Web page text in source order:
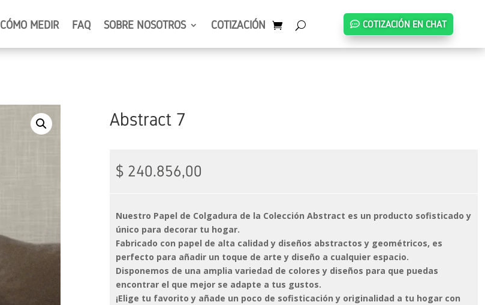
CÓMO MEDIR FAQ SOBRE NOSOTROS COTIZACIÓN COTIZACIÓN EN CHAT
Abstract 7
$ 240.856,00
Nuestro Papel de Colgadura de la Colección Abstract es un producto sofisticado y
único para decorar tu hogar.
Fabricado con papel de alta calidad y diseños abstractos y geométricos, es
perfecto para añadir un toque de arte y diseño a cualquier espacio.
Disponemos de una amplia variedad de colores y diseños para que puedas
encontrar el que mejor se adapte a tus gustos.
¡Elige tu favorito y añade un poco de sofisticación y originalidad a tu hogar con